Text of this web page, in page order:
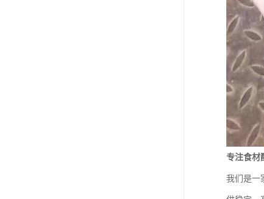
专注食材
我们是一